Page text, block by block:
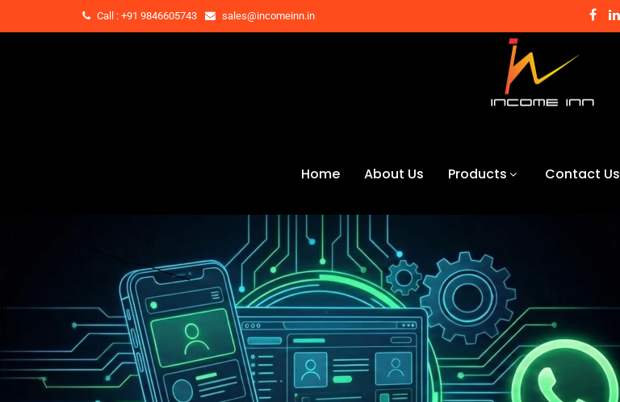
Call : +91 9846605743 sales@incomeinn.in
Home About Us Products Contact Us